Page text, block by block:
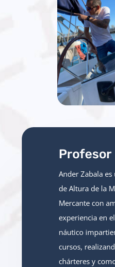
Profesor
Ander Zabala es
de Altura de la
Mercante con
experiencia en
náutico
cursos,
chárteres y